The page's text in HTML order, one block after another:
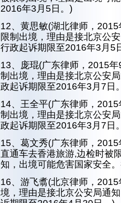
2016年3月5日。)
12、黄思敏(湖北律师，
限制出境，理由是接北京公
行政起诉期限至2016年3月5
13、庞琨(广东律师，2015
制出境，理由是接北京公安
政起诉期限至2016年3月7日
14、王全平(广东律师，
制出境，理由是接北京公安
政起诉期限至2016年3月7日
15、葛文秀(广东律师，
直通车去香港旅游,边检时被
知，出境可能危害国家安全
16、游飞翥(北京律师，
境，理由是接北京公安局通